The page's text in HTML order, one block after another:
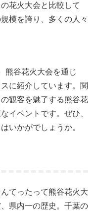
花火大会と比較して
模を誇り、多くの人々
熊谷花火大会を通じ
に紹介しています。関
観客を魅了する熊谷花
イベントです。ぜひ、
いかがでしょうか。
てったって熊谷花火大
県内一の歴史。千葉の